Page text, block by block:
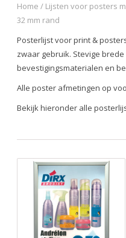
Home / Lijsten voor posters
32 mm rand
Posterlijst voor print &
zwaar gebruik. Stevige
bevestigingsmaterialen en
Alle poster afmetingen op
Bekijk hieronder alle